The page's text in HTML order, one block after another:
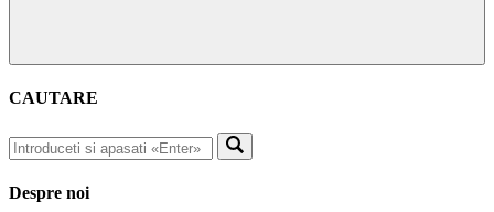
CAUTARE
Despre noi